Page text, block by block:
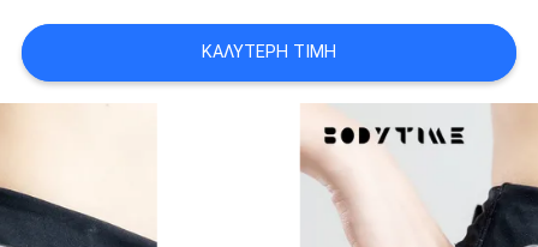
SITEMAP
POLICY
ΚΑΛΎΤΕΡΗ ΤΙΜΉ